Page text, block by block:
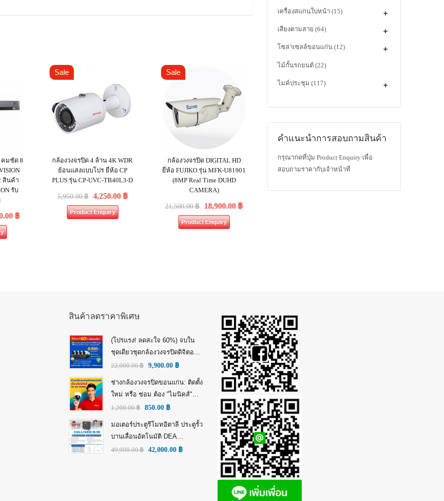
คมชัด 8
สินค้า
รับ
฿
Sale
กล้องวงจรปิด 4 ล้าน 4K WDR
ย้อนแสงแบบโปร ยี่ห้อ CP
PLUS รุ่น CP-UVC-TB40L3-D
5,950.00฿ 4,250.00 ฿
Product Enquiry
Sale
กล้องวงจรปิด DIGITAL HD
ยี่ห้อ FUJIKO รุ่น MFK-U81901
(8MP Real Time DUHD
CAMERA)
21,500.00฿ 18,900.00 ฿
Product Enquiry
เครื่องสแกนใบหน้า (15)
เสียงตามสาย (64)
โซล่าเซลล์ขอนแก่น (12)
ไม้กั้นรถยนต์ (22)
ไมค์ประชุม (117)
คำแนะนำการสอบถามสินค้า
กรุณากดที่ปุ่ม Product Enquiry เพื่อ
สอบถามราคากับเจ้าหน้าที่
สินค้าลดราคาพิเศษ
(โปรแรง! ลดสะใจ 60%) จบใน
ชุดเดียวชุดกล้องวงจรปิดดิจิตอล
IP Tiandy 4MP (คมชัดกว่า Full
22,000.00฿ 9,900.00 ฿
ช่างกล้องวงจรปิดขอนแก่น: ติดตั้ง
ใหม่ หรือ ซ่อม ต้อง "ไมนิคส์"
(MINICS)
1,200.00฿ 850.00 ฿
มอเตอร์ประตูรีโมทอิตาลี ประตูรั้ว
บานเลื่อนอัตโนมัติ DEA
GULLIVER/N/M: พลัง อิตาลี เพื่อ
49,900.00฿ 42,000.00 ฿